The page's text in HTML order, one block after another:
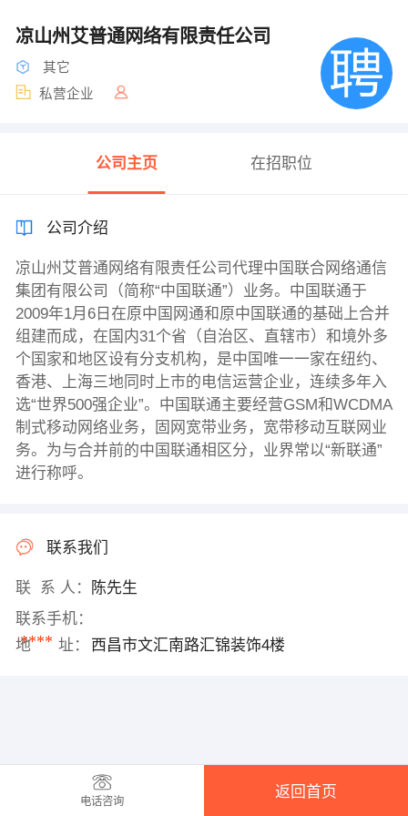
凉山州艾普通网络有限责任公司
其它
私营企业
公司主页 在招职位
公司介绍
凉山州艾普通网络有限责任公司代理中国联合网络通信
集团有限公司（简称“中国联通”）业务。中国联通于
2009年1月6日在原中国网通和原中国联通的基础上合并
组建而成，在国内31个省（自治区、直辖市）和境外多
个国家和地区设有分支机构，是中国唯一一家在纽约、
香港、上海三地同时上市的电信运营企业，连续多年入
选“世界500强企业”。中国联通主要经营GSM和WCDMA
制式移动网络业务，固网宽带业务，宽带移动互联网业
务。为与合并前的中国联通相区分，业界常以“新联通”
进行称呼。
联系我们
联 系 人：
陈先生
联系手机：
****
地 址： 西昌市文汇南路汇锦装饰4楼
电话咨询
返回首页